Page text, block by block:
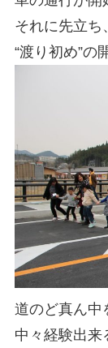
それに先立ち
“渡り初め”の
道のど真ん中
中々経験出来